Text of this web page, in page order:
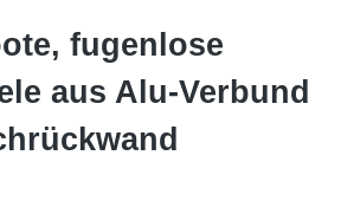
fugenlose
aus Alu-Verbund